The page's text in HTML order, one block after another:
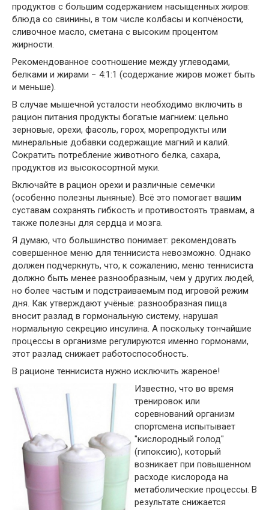
продуктов с большим содержанием насыщенных жиров:
блюда со свинины, в том числе колбасы и копчёности,
сливочное масло, сметана с высоким процентом
жирности.
Рекомендованное соотношение между углеводами,
белками и жирами − 4:1:1 (содержание жиров может быть
и меньше).
В случае мышечной усталости необходимо включить в
рацион питания продукты богатые магнием: цельно
зерновые, орехи, фасоль, горох, морепродукты или
минеральные добавки содержащие магний и калий.
Сократить потребление животного белка, сахара,
продуктов из высокосортной муки.
Включайте в рацион орехи и различные семечки
(особенно полезны льняные). Всё это помогает вашим
суставам сохранять гибкость и противостоять травмам, а
также полезны для сердца и мозга.
Я думаю, что большинство понимает: рекомендовать
совершенное меню для теннисиста невозможно. Однако
должен подчеркнуть, что, к сожалению, меню теннисиста
должно быть менее разнообразным, чем у других людей,
но более частым и подстраиваемым под игровой режим
дня. Как утверждают учёные: разнообразная пища
вносит разлад в гормональную систему, нарушая
нормальную секрецию инсулина. А поскольку тончайшие
процессы в организме регулируются именно гормонами,
этот разлад снижает работоспособность.
В рационе теннисиста нужно исключить жареное!
Известно, что во время
тренировок или
соревнований организм
спортсмена испытывает
"кислородный голод"
(гипоксию), который
возникает при повышенном
расходе кислорода на
метаболические процессы. В
результате снижается